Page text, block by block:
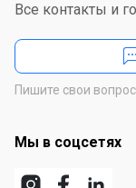
Все контакты и
Пишите свои
Мы в соцсетях